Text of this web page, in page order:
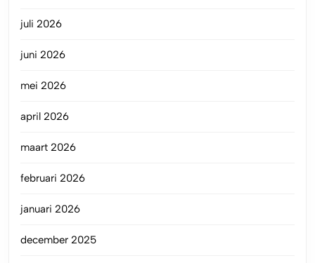
juli 2026
juni 2026
mei 2026
april 2026
maart 2026
februari 2026
januari 2026
december 2025